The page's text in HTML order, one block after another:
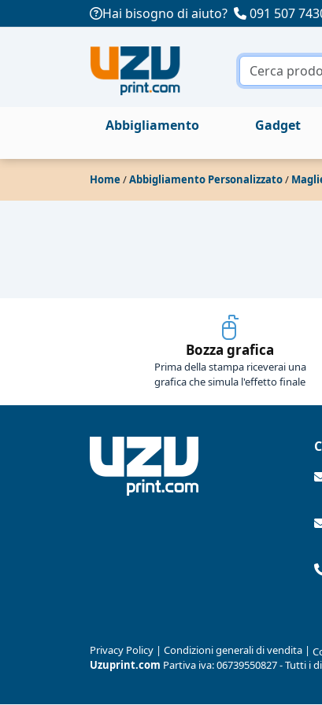
Hai bisogno di aiuto? 091 507
Abbigliamento Gadget
Home /Abbigliamento Personalizzato/
Bozza grafica
Prima della stampa riceverai una
grafica che simula l'effetto finale
Privacy Policy | Condizioni generali di vendita |
Uzuprint.com Partiva iva: 06739550827 - Tutti i